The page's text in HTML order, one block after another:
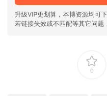
升级VIP更划算，本博资源均可
若链接失效或不匹配等其它问题
0